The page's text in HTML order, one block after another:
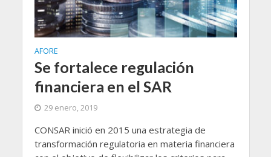
AFORE
Se fortalece regulación
financiera en el SAR
29 enero, 2019
CONSAR inició en 2015 una estrategia de
transformación regulatoria en materia financiera